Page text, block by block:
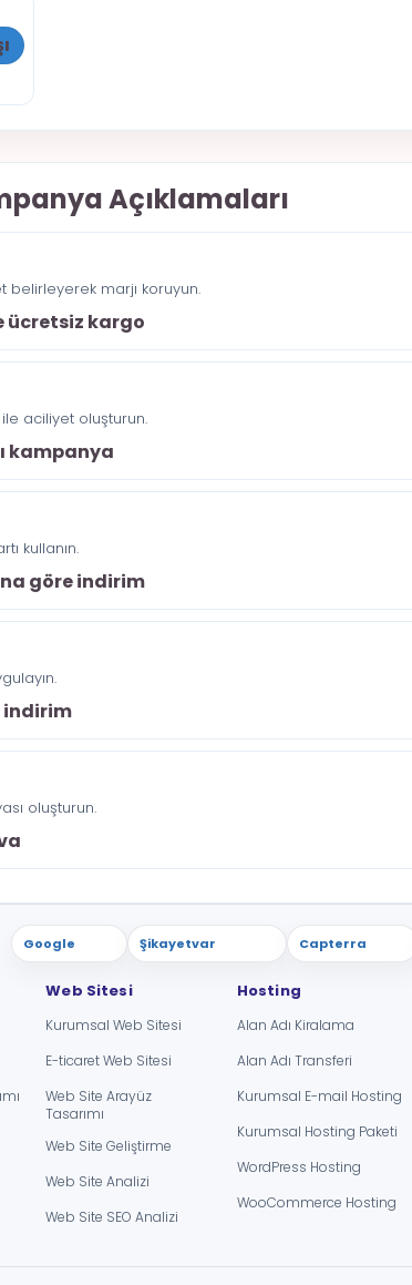
Açıklamaları
belirleyerek marjı koruyun.
ücretsiz kargo
aciliyet oluşturun.
kampanya
kullanın.
göre indirim
indirim
oluşturun.
Google Şikayetvar Capterra
Web Sitesi
Kurumsal Web Sitesi
E-ticaret Web Sitesi
Web Site Arayüz
Tasarımı
Web Site Geliştirme
Web Site Analizi
Web Site SEO Analizi
Hosting
Alan Adı Kiralama
Alan Adı Transferi
Kurumsal E-mail Hosting
Kurumsal Hosting Paketi
WordPress Hosting
WooCommerce Hosting